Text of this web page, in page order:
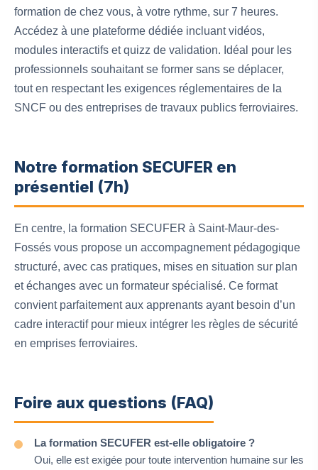
formation de chez vous, à votre rythme, sur 7 heures.
Accédez à une plateforme dédiée incluant vidéos,
modules interactifs et quizz de validation. Idéal pour les
professionnels souhaitant se former sans se déplacer,
tout en respectant les exigences réglementaires de la
SNCF ou des entreprises de travaux publics ferroviaires.
Notre formation SECUFER en
présentiel (7h)
En centre, la formation SECUFER à Saint-Maur-des-
Fossés vous propose un accompagnement pédagogique
structuré, avec cas pratiques, mises en situation sur plan
et échanges avec un formateur spécialisé. Ce format
convient parfaitement aux apprenants ayant besoin d’un
cadre interactif pour mieux intégrer les règles de sécurité
en emprises ferroviaires.
Foire aux questions (FAQ)
La formation SECUFER est-elle obligatoire ?
Oui, elle est exigée pour toute intervention humaine sur les